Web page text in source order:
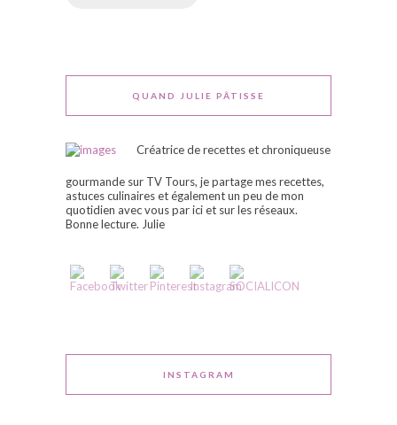
QUAND JULIE PÂTISSE
Créatrice de recettes et chroniqueuse
gourmande sur TV Tours, je partage mes recettes,
astuces culinaires et également un peu de mon
quotidien avec vous par ici et sur les réseaux.
Bonne lecture. Julie
INSTAGRAM